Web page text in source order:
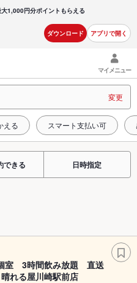
1,000円分ポイントもらえる
ダウンロード アプリで開く
マイメニュー
変更
える スマート支払い可
できる 日時指定
室 3時間飲み放題 直送
れる屋川崎駅前店